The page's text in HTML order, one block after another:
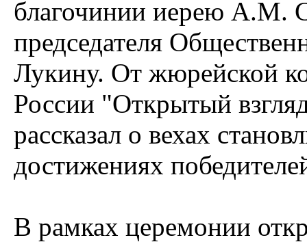
благочинии иерею А.М.
председателя
Лукину. От жюрейской
России "Открытый
рассказал о вехах
достижениях
В рамках церемонии